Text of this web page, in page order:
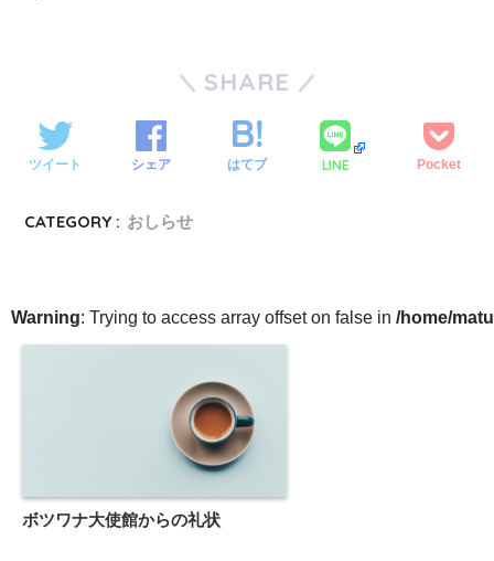
SHARE
ツイート シェア はてブ LINE Pocket
CATEGORY : おしらせ
Warning: Trying to access array offset on false in /home/
ボツワナ大使館からの礼状